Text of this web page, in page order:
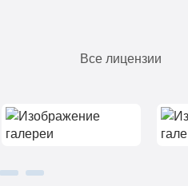
Все лицензии